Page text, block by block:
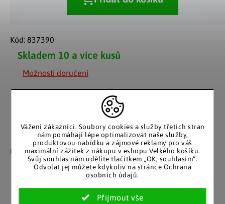
Vážení zákazníci. Soubory cookies a služby třetích stran
nám pomáhají lépe optimalizovat naše služby,
produktovou nabídku a zájmové reklamy pro váš
maximální zážitek z nákupu v eshopu Velkého košíku.
Svůj souhlas nám udělíte tlačítkem „OK, souhlasím“.
Odvolat jej můžete kdykoliv na stránce Ochrana
osobních údajů.
Skladem 10 a více kusů
Možnosti doručení
Kód: 837390
Záruka spokojenosti
Nakupujete bez obav, férové
jednání v každé situaci.
Katalog v tištěné
podobě
Stálým zákazníkům
posíláme papírový katalog